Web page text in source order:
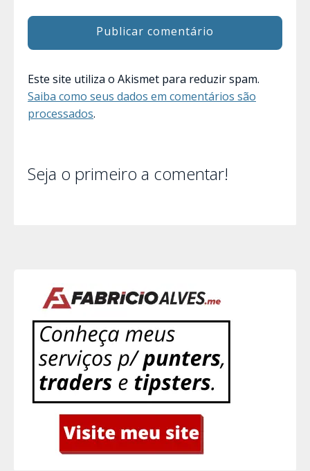
Este site utiliza o Akismet para reduzir spam.
Saiba como seus dados em comentários são
processados.
Seja o primeiro a comentar!